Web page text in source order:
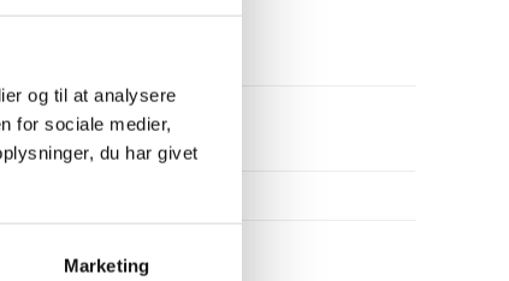
og til at analysere
for sociale medier,
du har givet
Marketing